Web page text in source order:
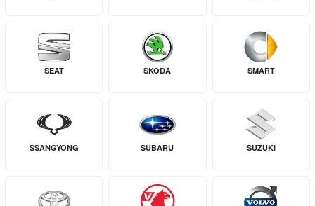
SEAT SKODA SMART
SSANGYONG SUBARU SUZUKI